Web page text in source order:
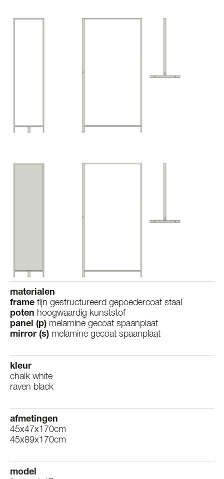
materialen
frame fijn gestructureerd gepoedercoat staal
poten hoogwaardig kunststof
panel (p) melamine gecoat spaanplaat
mirror (s) melamine gecoat spaanplaat
kleur
chalk white
raven black
afmetingen
45x47x170cm
45x89x170cm
model